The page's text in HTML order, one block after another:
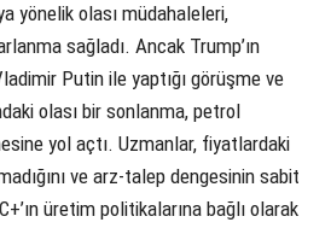
yönelik olası müdahaleleri,
sağladı. Ancak Trump’ın
Putin ile yaptığı görüşme ve
olası bir sonlanma, petrol
yol açtı. Uzmanlar, fiyatlardaki
ve arz-talep dengesinin sabit
üretim politikalarına bağlı olarak